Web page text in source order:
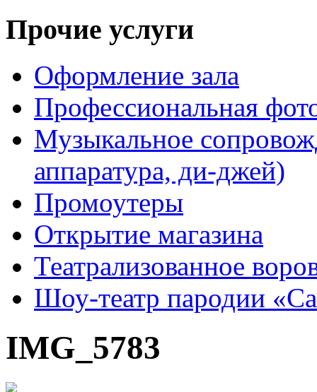
Прочие услуги
Оформление зала
Профессиональная
Музыкальное
аппаратура, ди-джей)
Промоутеры
Открытие магазина
Театрализованное
Шоу-театр пародии
IMG_5783